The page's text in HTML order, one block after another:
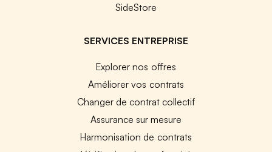
SideStore
SERVICES ENTREPRISE
Explorer nos offres
Améliorer vos contrats
Changer de contrat collectif
Assurance sur mesure
Harmonisation de contrats